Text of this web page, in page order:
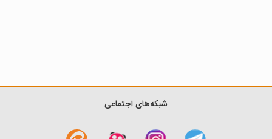
شبکه‌های اجتماعی